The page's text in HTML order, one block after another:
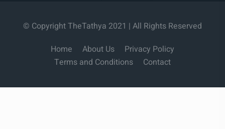
© Copyright TheTathya 2021 | All Rights Reserved
Home
About Us
Privacy Policy
Terms and Conditions
Contact